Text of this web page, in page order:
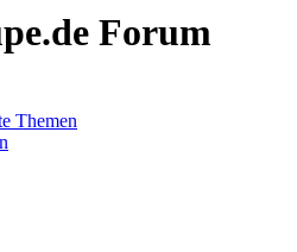
Forum
Themen